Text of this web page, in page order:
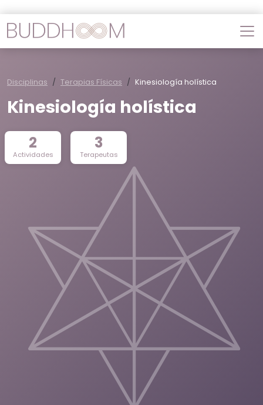
Disciplinas Terapias Físicas Kinesiología holística
Kinesiología holística
2
Actividades
3
Terapeutas